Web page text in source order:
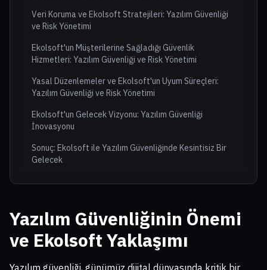
Veri Koruma ve Ekolsoft Stratejileri: Yazılım Güvenliği
ve Risk Yönetimi
Ekolsoft'un Müşterilerine Sağladığı Güvenlik
Hizmetleri: Yazılım Güvenliği ve Risk Yönetimi
Yasal Düzenlemeler ve Ekolsoft'un Uyum Süreçleri:
Yazılım Güvenliği ve Risk Yönetimi
Ekolsoft'un Gelecek Vizyonu: Yazılım Güvenliği
İnovasyonu
Sonuç: Ekolsoft ile Yazılım Güvenliğinde Kesintisiz Bir
Gelecek
Yazılım Güvenliğinin Önemi
ve Ekolsoft Yaklaşımı